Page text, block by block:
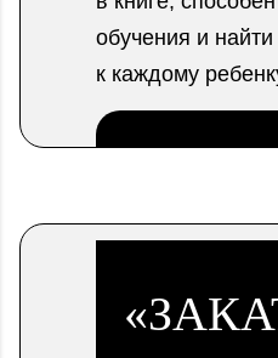
обучения и
к каждому
.